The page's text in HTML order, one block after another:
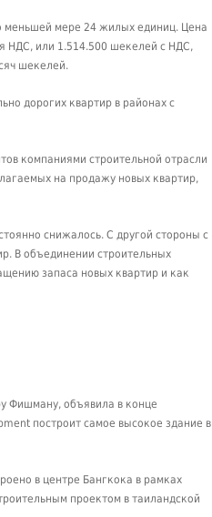
меньшей мере 24 жилых единиц. Цена
НДС, или 1.514.500 шекелей с НДС,
шекелей.
дорогих квартир в районах с
компаниями строительной отрасли
на продажу новых квартир,
снижалось. С другой стороны с
В объединении строительных
запаса новых квартир и как
Фишману, объявила в конце
построит самое высокое здание в
в центре Бангкока в рамках
проектом в таиландской